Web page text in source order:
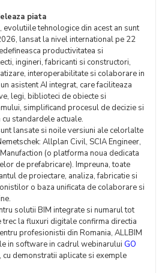
piata
tehnologice din acest an sunt
lansat la nivel international pe 22
productivitatea si
ingineri, fabricanti si constructori,
interoperabilitate si colaborare in
asistent AI integrat, care faciliteaza
legi, biblioteci de obiecte si
simplificand procesul de decizie si
standardele actuale.
lansate si noile versiuni ale celorlalte
Allplan Civil, SCIA Engineer,
(o platforma noua dedicata
de prefabricare). Impreuna, toate
de proiectare, analiza, fabricatie si
o baza unificata de colaborare si
solutii BIM integrate si numarul tot
trec la fluxuri digitale confirma directia
profesionistii din Romania, ALLBIM
in software in cadrul webinarului GO
cu demonstratii aplicate si exemple